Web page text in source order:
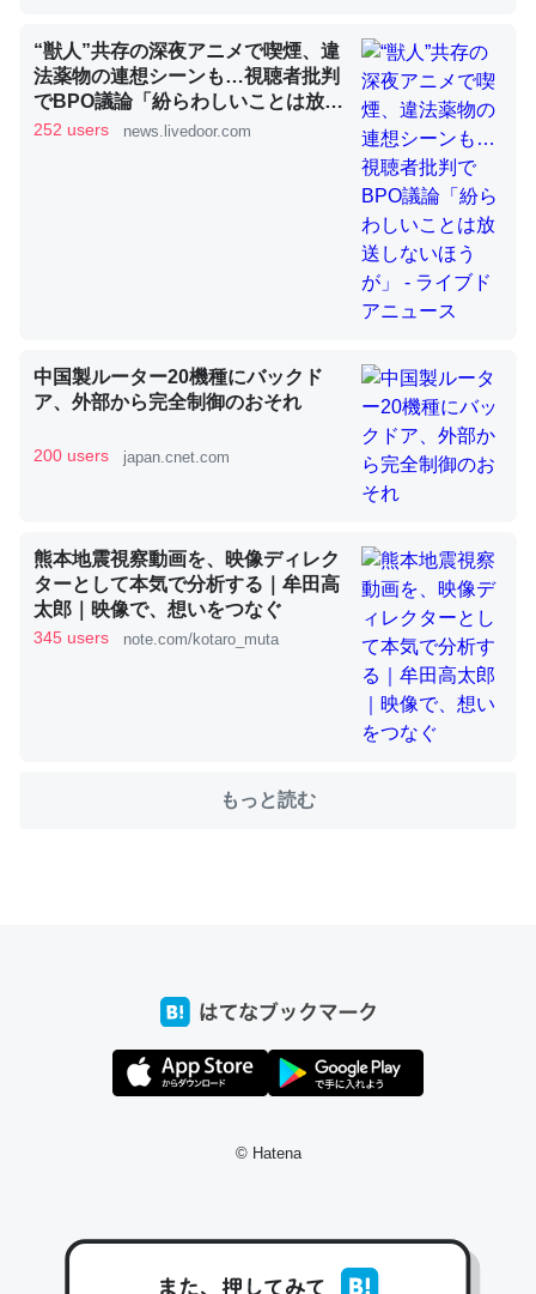
いる鋏角類（カブトガニ・ウミグモ）はカルシウムを使わ
ずキチンを強化してる筈だが、酵素が違うのか？
─ニュース :: 【研究発表】昆虫学の大問題＝「昆虫はなぜ海にいな
これを元に考えるとカルシウムを大量に使う脊椎動物と貝
─ニュース :: 【研究発表】昆虫学の大問題＝「昆虫はなぜ海にいな
いのか」に関する新仮説
ウチもEchoを実家に置いて４年。でたまに覗いてる。ぼ
ちぼちRingも置こうかと画策中。あと、Googleマップで
位置情報を共有してる。電池残量や充電中かが分かるので
これ見て生きてるなって分かる。
─たまにLINEするくらいだった遠方の父67歳と僕。ITツール導入で
コミュニケーションが劇的に変化した｜tayorini by LIFULL介護
コミュニケーションが劇的に変化した｜tayorini by LIFULL介護
私も3年前ぐらいに祖母の家に設置した。ポケットWifiみ
https://toyoshi.hatenablog.com/entry/2019/05/15/1805
“獣人”共存の深夜アニメで喫煙、違
法薬物の連想シーンも…視聴者批判
でBPO議論「紛らわしいことは放送
しないほうが」 - ライブドアニュー
252 users news.livedoor.com
中国製ルーター20機種にバックド
ア、外部から完全制御のおそれ
200 users japan.cnet.com
熊本地震視察動画を、映像ディレク
ターとして本気で分析する｜牟田高
太郎｜映像で、想いをつなぐ
345 users note.com/kotaro_muta
もっと読む
© Hatena